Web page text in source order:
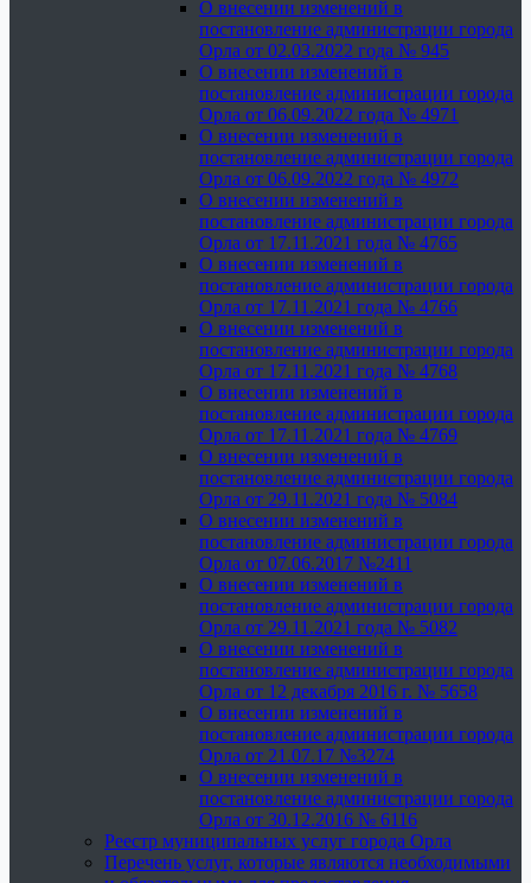
О внесении изменений в
постановление администрации города
Орла от 02.03.2022 года № 945
О внесении изменений в
постановление администрации города
Орла от 06.09.2022 года № 4971
О внесении изменений в
постановление администрации города
Орла от 06.09.2022 года № 4972
О внесении изменений в
постановление администрации города
Орла от 17.11.2021 года № 4765
О внесении изменений в
постановление администрации города
Орла от 17.11.2021 года № 4766
О внесении изменений в
постановление администрации города
Орла от 17.11.2021 года № 4768
О внесении изменений в
постановление администрации города
Орла от 17.11.2021 года № 4769
О внесении изменений в
постановление администрации города
Орла от 29.11.2021 года № 5084
О внесении изменений в
постановление администрации города
Орла от 07.06.2017 №2411
О внесении изменений в
постановление администрации города
Орла от 29.11.2021 года № 5082
О внесении изменений в
постановление администрации города
Орла от 12 декабря 2016 г. № 5658
О внесении изменений в
постановление администрации города
Орла от 21.07.17 №3274
О внесении изменений в
постановление администрации города
Орла от 30.12.2016 № 6116
Реестр муниципальных услуг города Орла
Перечень услуг, которые являются необходимыми